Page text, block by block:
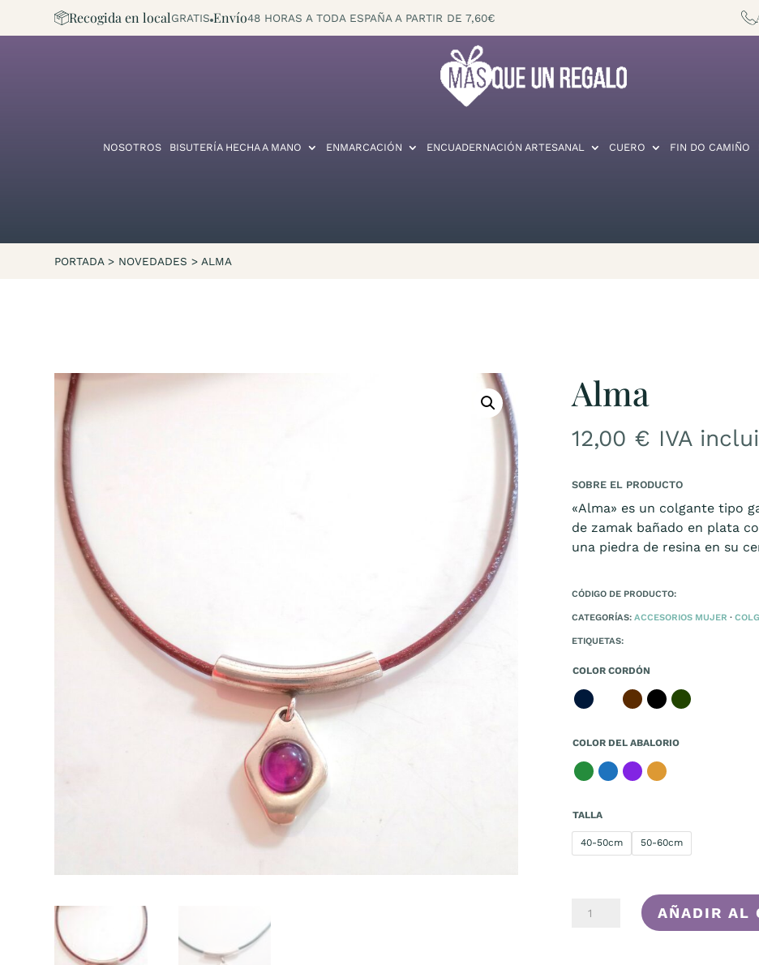
Recogida en localGRATIS Envío48 HORAS A TODA ESPAÑA A PARTIR DE 7,60€
NOSOTROS BISUTERÍA HECHA A MANO ENMARCACIÓN ENCUADERNACIÓN ARTESANAL CUERO FIN DO CAMIÑO
PORTADA > NOVEDADES > ALMA
Alma
12,00 € IVA
SOBRE EL PRODUCTO
«Alma» es un colgante tipo
de zamak bañado en plata
una piedra de resina en su
CÓDIGO DE PRODUCTO:
CATEGORÍAS:ACCESORIOS MUJER ·
ETIQUETAS:
COLOR CORDÓN
COLOR DEL ABALORIO
TALLA
40-50cm 50-60cm
ALMA
AÑADIR AL